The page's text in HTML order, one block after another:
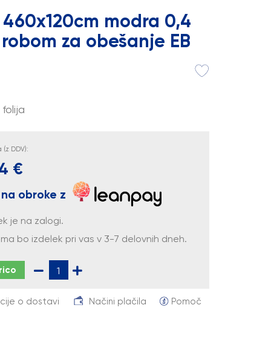
modra 0,4
za obešanje EB
DDV):
€
obroke z
je na zalogi.
bo izdelek pri vas v 3-7 delovnih dneh.
o dostavi Načini plačila Pomoč